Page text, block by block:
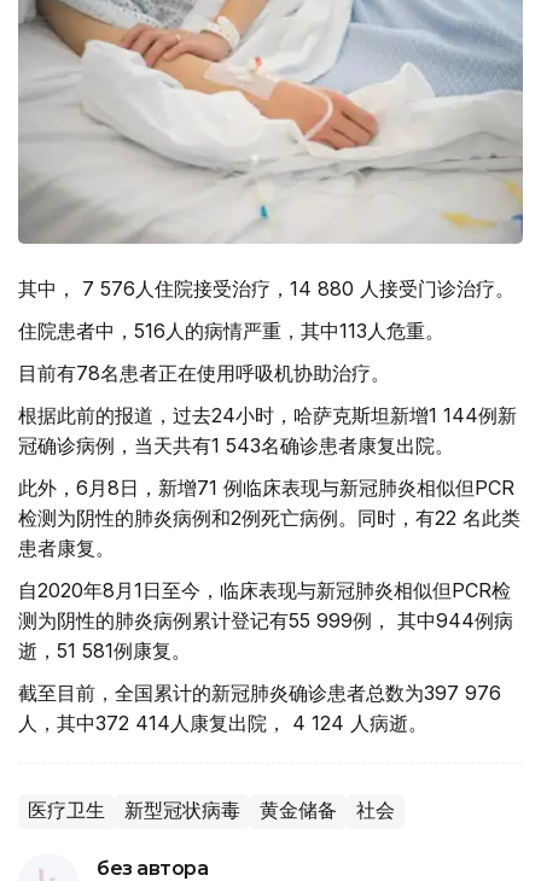
其中， 7 576人住院接受治疗，14 880 人接受门诊治疗。
住院患者中，516人的病情严重，其中113人危重。
目前有78名患者正在使用呼吸机协助治疗。
根据此前的报道，过去24小时，哈萨克斯坦新增1 144例新
冠确诊病例，当天共有1 543名确诊患者康复出院。
此外，6月8日，新增71 例临床表现与新冠肺炎相似但PCR
检测为阴性的肺炎病例和2例死亡病例。同时，有22 名此类
患者康复。
自2020年8月1日至今，临床表现与新冠肺炎相似但PCR检
测为阴性的肺炎病例累计登记有55 999例， 其中944例病
逝，51 581例康复。
截至目前，全国累计的新冠肺炎确诊患者总数为397 976
人，其中372 414人康复出院， 4 124 人病逝。
医疗卫生 新型冠状病毒 黄金储备 社会
без автора